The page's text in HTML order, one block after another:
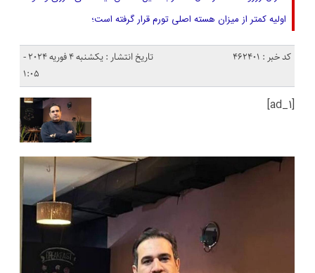
اولیه کمتر از میزان هسته اصلی تورم قرار گرفته است؛
کد خبر : 462401
تاریخ انتشار : یکشنبه 4 فوریه 2024 -
1:05
[ad_1]